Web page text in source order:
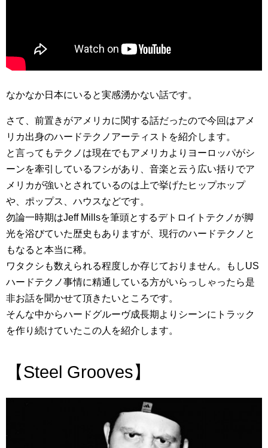
なかなか日本にいると実感湧かない話です。
さて、前置きがアメリカに関する話だったので今回はアメ
リカ出身のハードテクノアーティストを紹介します。
と言ってもテクノは現在でもアメリカよりヨーロッパがシ
ーンを牽引しているフシがあり、音楽と云う広い括りでア
メリカが強いとされているのは上で挙げたヒップホップ
や、ポップス、ハウスなどです。
勿論一時期はJeff Millsを筆頭とするデトロイトテクノが脚
光を浴びていた歴史もありますが、現行のハードテクノと
もなると本当に稀。
ワタクシも数えられる程度しか存じておりません。もしUS
ハードテクノ事情に精通している方がいらっしゃったら是
非お話を聞かせて頂きたいところです。
そんな中からハードグルーヴ成長期よりシーンにトラック
を作り続けていたこの人を紹介します。
【Steel Grooves】